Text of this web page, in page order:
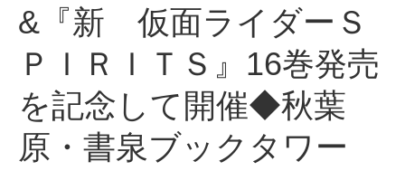
&『新 仮面ライダーＳ
ＰＩＲＩＴＳ』16巻発売
を記念して開催◆秋葉
原・書泉ブックタワー